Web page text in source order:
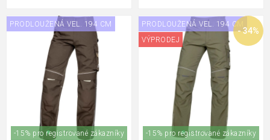
PRODLOUŽENÁ VEL. 194 CM
-15% pro registrované zákazníky
PRODLOUŽENÁ VEL. 194 CM
- 34%
-15% pro registrované zákazníky
VÝPRODEJ